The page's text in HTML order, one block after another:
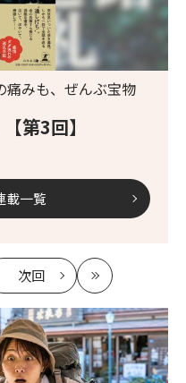
第3回】
痛みも、ぜんぶ宝物
載一覧
次回
記
事
へ
最
新